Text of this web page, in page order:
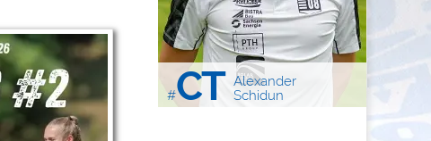
#CT Alexander
Schidun